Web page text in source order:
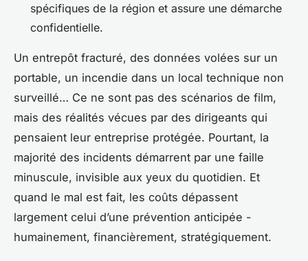
spécifiques de la région et assure une démarche
confidentielle.
Un entrepôt fracturé, des données volées sur un
portable, un incendie dans un local technique non
surveillé… Ce ne sont pas des scénarios de film,
mais des réalités vécues par des dirigeants qui
pensaient leur entreprise protégée. Pourtant, la
majorité des incidents démarrent par une faille
minuscule, invisible aux yeux du quotidien. Et
quand le mal est fait, les coûts dépassent
largement celui d’une prévention anticipée -
humainement, financièrement, stratégiquement.